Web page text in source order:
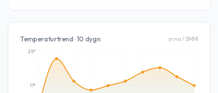
Temperaturtrend · 10 dygn yr.no / SMHI
17°
25°